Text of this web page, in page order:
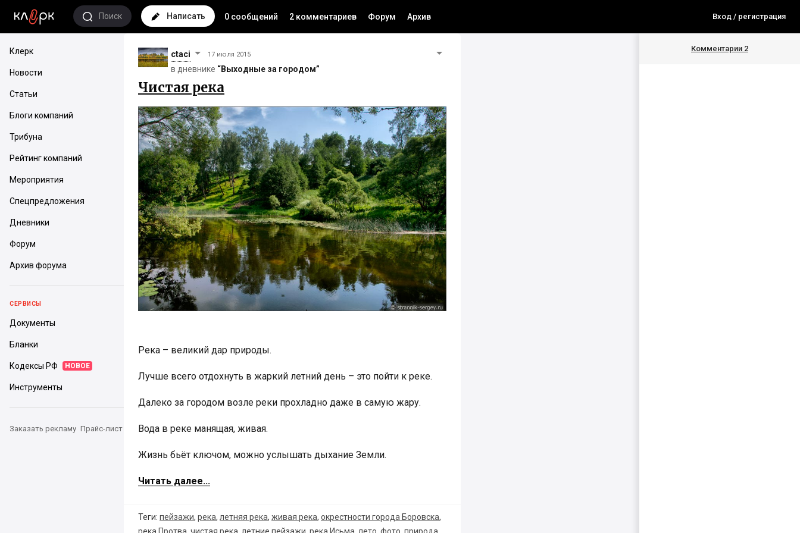
Поиск Написать 0 сообщений 2 комментариев Форум Архив Вход / регистрация
Клерк
Новости
Статьи
Блоги компаний
Трибуна
Рейтинг компаний
Мероприятия
Спецпредложения
Дневники
Форум
Архив форума
СЕРВИСЫ
Документы
Бланки
Кодексы РФ НОВОЕ
Инструменты
Заказать рекламу Прайс-лист
ctaci 17 июля 2015
в дневнике “Выходные за городом”
Чистая река
Река – великий дар природы.
Лучше всего отдохнуть в жаркий летний день – это пойти к реке.
Далеко за городом возле реки прохладно даже в самую жару.
Вода в реке манящая, живая.
Жизнь бьёт ключом, можно услышать дыхание Земли.
Читать далее...
Теги: пейзажи, река, летняя река, живая река, окрестности города Боровска,
Комментарии 2